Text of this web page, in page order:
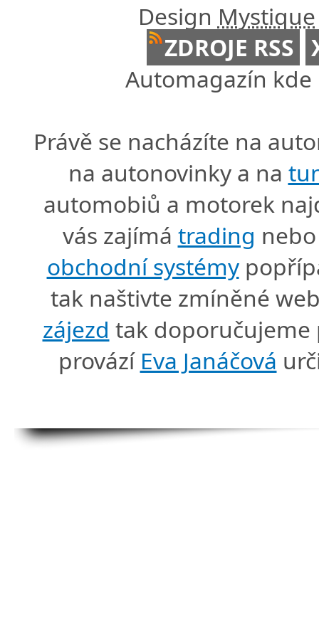
Design Mystique
ZDROJE RSS
Automagazín
Právě se nacházíte na
na autonovinky a na
automobiů a motorek
vás zajímá trading
obchodní systémy
tak naštivte zmíněné
zájezd tak doporučujeme
provází Eva Janáčová